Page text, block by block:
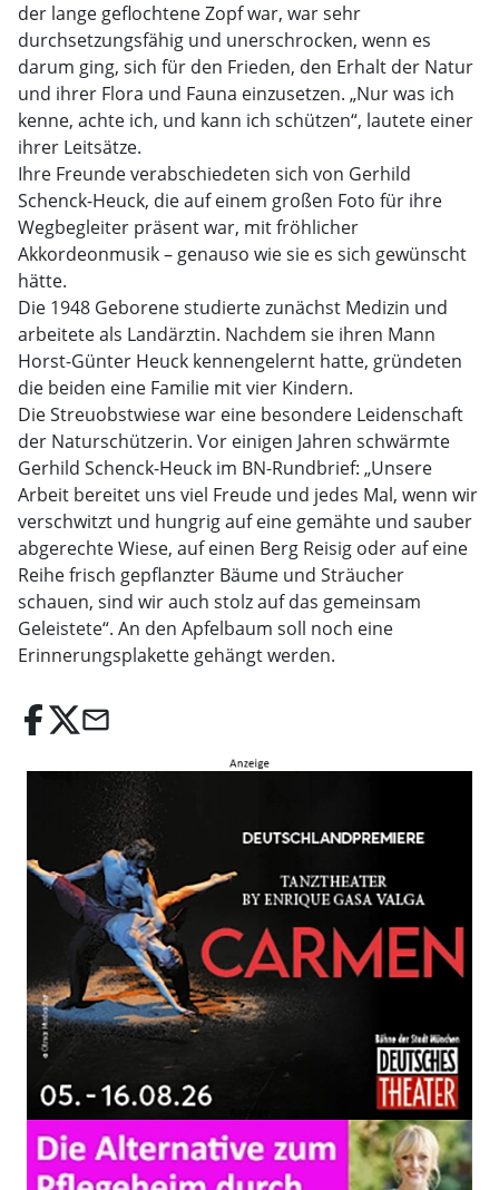
der lange geflochtene Zopf war, war sehr
durchsetzungsfähig und unerschrocken, wenn es
darum ging, sich für den Frieden, den Erhalt der Natur
und ihrer Flora und Fauna einzusetzen. „Nur was ich
kenne, achte ich, und kann ich schützen“, lautete einer
ihrer Leitsätze.
Ihre Freunde verabschiedeten sich von Gerhild
Schenck-Heuck, die auf einem großen Foto für ihre
Wegbegleiter präsent war, mit fröhlicher
Akkordeonmusik – genauso wie sie es sich gewünscht
hätte.
Die 1948 Geborene studierte zunächst Medizin und
arbeitete als Landärztin. Nachdem sie ihren Mann
Horst-Günter Heuck kennengelernt hatte, gründeten
die beiden eine Familie mit vier Kindern.
Die Streuobstwiese war eine besondere Leidenschaft
der Naturschützerin. Vor einigen Jahren schwärmte
Gerhild Schenck-Heuck im BN-Rundbrief: „Unsere
Arbeit bereitet uns viel Freude und jedes Mal, wenn wir
verschwitzt und hungrig auf eine gemähte und sauber
abgerechte Wiese, auf einen Berg Reisig oder auf eine
Reihe frisch gepflanzter Bäume und Sträucher
schauen, sind wir auch stolz auf das gemeinsam
Geleistete“. An den Apfelbaum soll noch eine
Erinnerungsplakette gehängt werden.
email